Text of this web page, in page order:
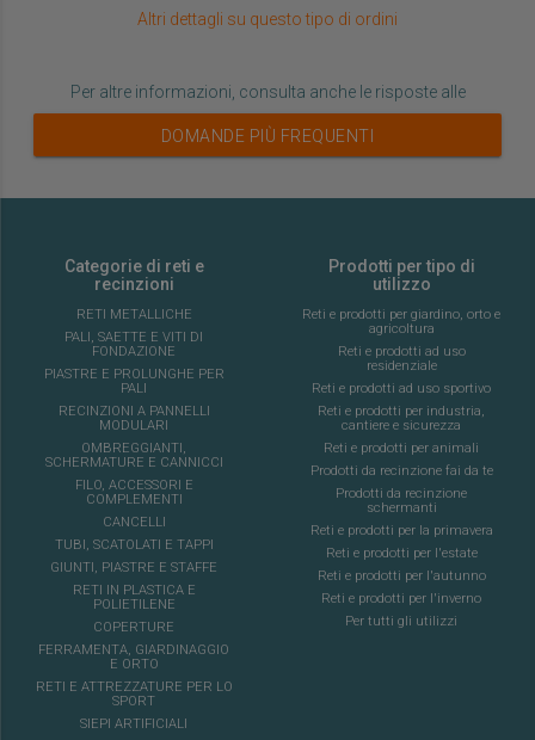
Altri dettagli su questo tipo di ordini
Per altre informazioni, consulta anche le risposte alle
DOMANDE PIÙ FREQUENTI
Categorie di reti e
recinzioni
RETI METALLICHE
PALI, SAETTE E VITI DI
FONDAZIONE
PIASTRE E PROLUNGHE PER
PALI
RECINZIONI A PANNELLI
MODULARI
OMBREGGIANTI,
SCHERMATURE E CANNICCI
FILO, ACCESSORI E
COMPLEMENTI
CANCELLI
TUBI, SCATOLATI E TAPPI
GIUNTI, PIASTRE E STAFFE
RETI IN PLASTICA E
POLIETILENE
COPERTURE
FERRAMENTA, GIARDINAGGIO
E ORTO
RETI E ATTREZZATURE PER LO
SPORT
SIEPI ARTIFICIALI
Prodotti per tipo di
utilizzo
Reti e prodotti per giardino, orto e
agricoltura
Reti e prodotti ad uso
residenziale
Reti e prodotti ad uso sportivo
Reti e prodotti per industria,
cantiere e sicurezza
Reti e prodotti per animali
Prodotti da recinzione fai da te
Prodotti da recinzione
schermanti
Reti e prodotti per la primavera
Reti e prodotti per l'estate
Reti e prodotti per l'autunno
Reti e prodotti per l'inverno
Per tutti gli utilizzi